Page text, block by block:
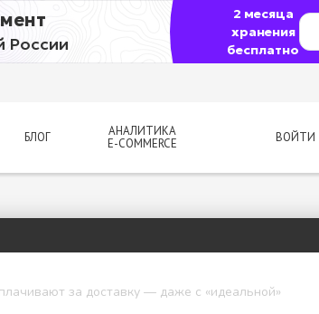
России
2 месяца
хранения
бесплатно
БЛОГ
АНАЛИТИКА
E-COMMERCE
ВОЙТИ
за доставку — даже с «идеальной»